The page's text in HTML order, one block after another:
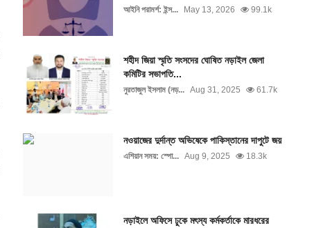
আইনি পরামর্শ: ইন্স... May 13, 2026 99.1k
শহীদ জিয়া স্মৃতি সংসদের ঘোষিত নড়াইল জেলা
কমিটির সভাপতি...
নুরতাজুল ইসলাম (নড়... Aug 31, 2025 61.7k
নওয়াজের দুর্দান্ত অভিষেকে পাকিস্তানের দাপুটে জয়
এশিয়ান সময়: স্পো... Aug 9, 2025 18.3k
নড়াইলে অফিসে ঢুকে মৎস্য কর্মকর্তাকে মারধরের